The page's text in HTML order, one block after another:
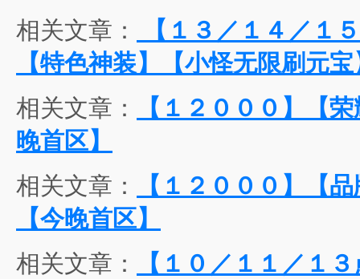
相关文章：
【１３／１４／１
【特色神装】【小怪无限刷元宝
相关文章：
【１２０００】【
晚首区】
相关文章：
【１２０００】【
【今晚首区】
相关文章：
【１０／１１／１